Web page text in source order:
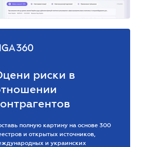
риски в
полную картину на основе 300
и открытых источников,
и украинских